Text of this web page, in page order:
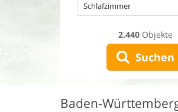
Schlafzimmer
2.440 Objekte
Suchen
Baden-